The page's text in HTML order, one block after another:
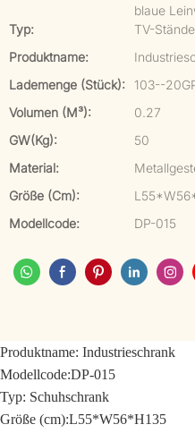
blaue
Typ:
TV-
Produktname:
Lademenge (Stück):
103--
Volumen (m³):
0.27
GW(kg):
50
Material:
Größe (cm):
Modellcode:
DP-015
Produktname: Industrieschrank
Modellcode:DP-015
Typ: Schuhschrank
Größe (cm):L55*W56*H135